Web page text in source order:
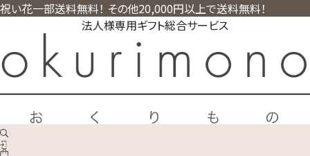
祝い花一部送料無料！ その他20,000円以上で送料無料！
法人様専用ギフト総合サービス